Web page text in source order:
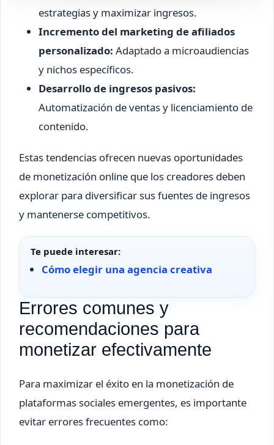
estrategias y maximizar ingresos.
Incremento del marketing de afiliados
personalizado: Adaptado a microaudiencias
y nichos específicos.
Desarrollo de ingresos pasivos:
Automatización de ventas y licenciamiento de
contenido.
Estas tendencias ofrecen nuevas oportunidades
de monetización online que los creadores deben
explorar para diversificar sus fuentes de ingresos
y mantenerse competitivos.
Te puede interesar:
Cómo elegir una agencia creativa
Errores comunes y
recomendaciones para
monetizar efectivamente
Para maximizar el éxito en la monetización de
plataformas sociales emergentes, es importante
evitar errores frecuentes como: